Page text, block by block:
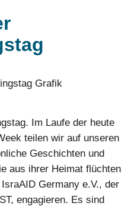
Im Laufe der heute
teilen wir auf unseren
Geschichten und
aus ihrer Heimat flüchten
Germany e.V., der
engagieren. Es sind